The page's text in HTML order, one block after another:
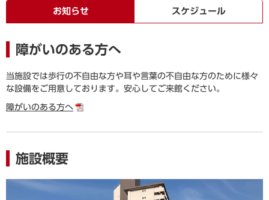
お知らせ スケジュール
障がいのある方へ
当施設では歩行の不自由な方や耳や言葉の不自由な方のために様々
な設備をご用意しております。安心してご来館ください。
障がいのある方へ
施設概要